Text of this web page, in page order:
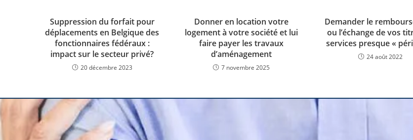
Suppression du forfait pour
déplacements en Belgique des
fonctionnaires fédéraux :
impact sur le secteur privé?
20 décembre 2023
Donner en location votre
logement à votre société et lui
faire payer les travaux
d’aménagement
7 novembre 2025
Demander le
ou l’échange de vos
services presque «
24 août 2022